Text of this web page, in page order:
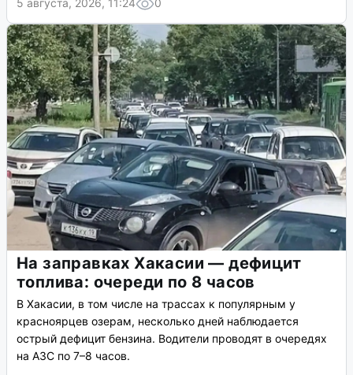
5 августа, 2026, 11:24 0
На заправках Хакасии — дефицит
топлива: очереди по 8 часов
В Хакасии, в том числе на трассах к популярным у
красноярцев озерам, несколько дней наблюдается
острый дефицит бензина. Водители проводят в очередях
на АЗС по 7–8 часов.